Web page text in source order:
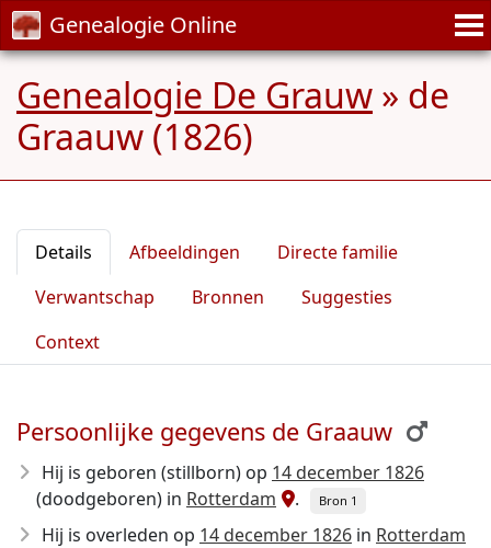
Genealogie Online
Genealogie De Grauw » de
Graauw (1826)
Details Afbeeldingen
Directe familie
Verwantschap
Bronnen
Suggesties
Context
Persoonlijke gegevens de Graauw
Hij is geboren (stillborn) op 14 december 1826
(doodgeboren) in Rotterdam . Bron 1
Hij is overleden op 14 december 1826 in Rotterdam